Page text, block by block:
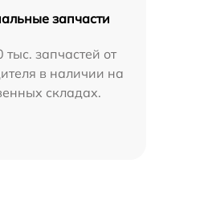
запчасти
тыс. запчастей от
в наличии на
складах.